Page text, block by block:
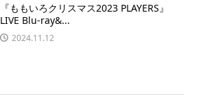
『ももいろクリスマス2023 PLAYERS』
LIVE Blu-ray&...
2024.11.12